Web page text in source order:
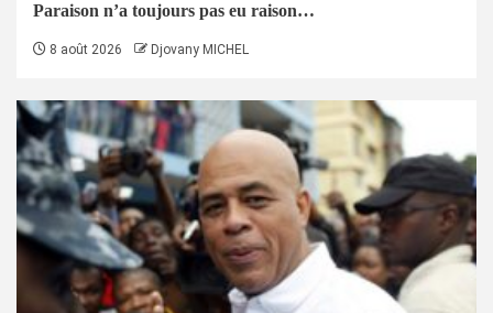
Paraison n’a toujours pas eu raison…
8 août 2026 Djovany MICHEL